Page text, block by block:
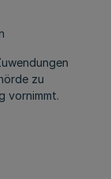
zu
vornimmt.